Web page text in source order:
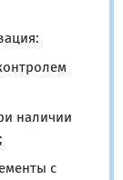
наличии
с